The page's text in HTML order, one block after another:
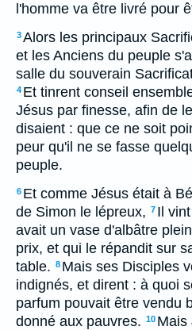
l'homme va être livré pour
3Alors les principaux
et les Anciens du peuple
salle du souverain
4 Et tinrent conseil
Jésus par finesse, afin de
disaient : que ce ne soit
peur qu'il ne se fasse
peuple.
6 Et comme Jésus était à
de Simon le lépreux, 7 Il
avait un vase d'albâtre
prix, et qui le répandit sur
table. 8 Mais ses Disciples
indignés, et dirent : à quoi
parfum pouvait être vendu
donné aux pauvres. 10 Mais